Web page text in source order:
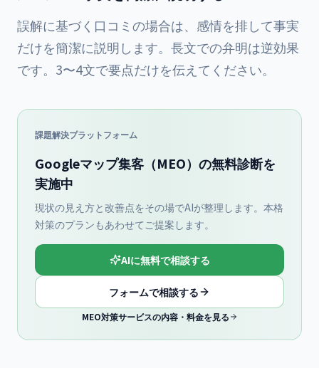
誤解に基づく口コミの場合は、感情を排して事実
だけを簡潔に説明します。長文での弁明は逆効果
です。3〜4文で要点だけを伝えてください。
課題解決プラットフォーム
Googleマップ集客（MEO）の無料診断を
実施中
現状の見え方と改善点をその場でAIが整理します。本格
対策のプランもあわせてご提案します。
AIに無料で相談する
フォームで相談する
MEO対策サービスの内容・料金を見る